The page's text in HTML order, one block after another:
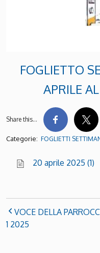
FOGLIETTO
APRILE
Share this…
Categorie: FOGLIETTI
20 aprile 2025 (1)
VOCE DELLA
1 2025